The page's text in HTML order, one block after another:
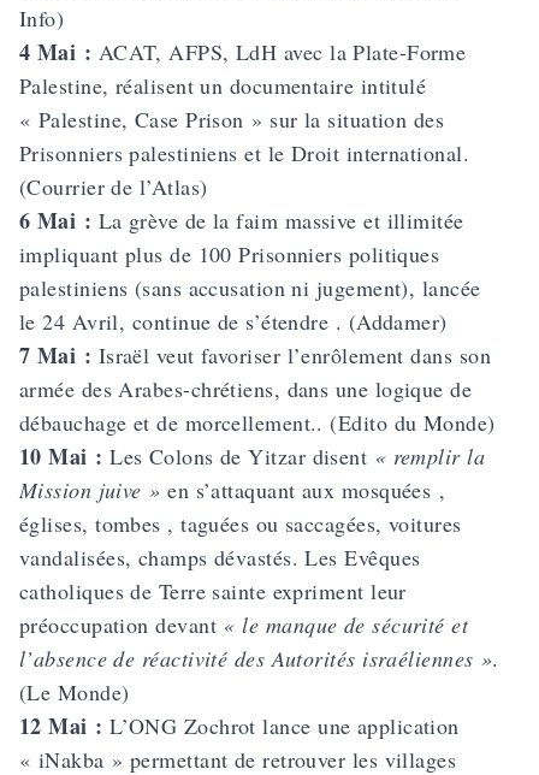
Info)
4 Mai : ACAT, AFPS, LdH avec la Plate-Forme
Palestine, réalisent un documentaire intitulé
« Palestine, Case Prison » sur la situation des
Prisonniers palestiniens et le Droit international.
(Courrier de l’Atlas)
6 Mai : La grève de la faim massive et illimitée
impliquant plus de 100 Prisonniers politiques
palestiniens (sans accusation ni jugement), lancée
le 24 Avril, continue de s’étendre . (Addamer)
7 Mai : Israël veut favoriser l’enrôlement dans son
armée des Arabes-chrétiens, dans une logique de
débauchage et de morcellement.. (Edito du Monde)
10 Mai : Les Colons de Yitzar disent « remplir la
Mission juive »en s’attaquant aux mosquées ,
églises, tombes , taguées ou saccagées, voitures
vandalisées, champs dévastés. Les Evêques
catholiques de Terre sainte expriment leur
préoccupation devant « le manque de sécurité et
l’absence de réactivité des Autorités israéliennes ».
(Le Monde)
12 Mai : L’ONG Zochrot lance une application
« iNakba » permettant de retrouver les villages